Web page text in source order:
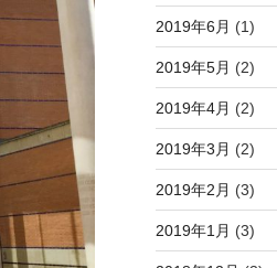
2019年6月 (1)
2019年5月 (2)
2019年4月 (2)
2019年3月 (2)
2019年2月 (3)
2019年1月 (3)